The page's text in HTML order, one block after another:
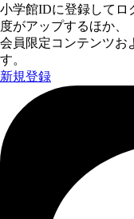
小学館IDに登録してロ
度がアップするほか、
会員限定コンテンツお
す。
新規登録